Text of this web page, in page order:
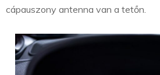
cápauszony antenna van a tetőn.